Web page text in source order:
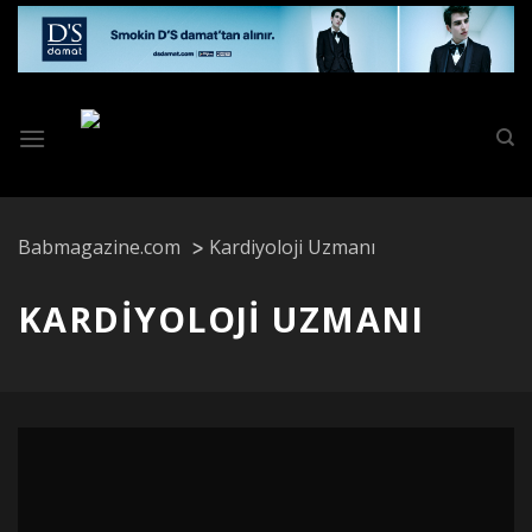
Skip
content
Babmagazine.com Kardiyoloji Uzmanı
KARDIYOLOJI UZMANI